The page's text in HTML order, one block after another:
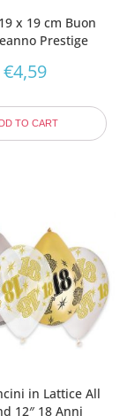
x 19 cm Buon
Prestige
€4,59
TO CART
in Lattice All
12″ 18 Anni